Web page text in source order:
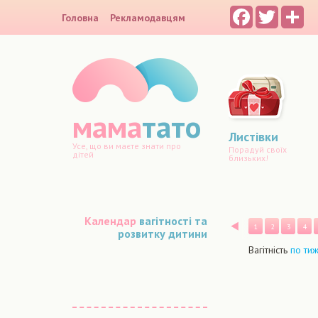
Головна Рекламодавцям FacebookTwitter
маматато
Усе, що ви маєте знати про
дітей
Листівки
Порадуй своїх
близьких!
Календар вагітності та
розвитку дитини
Назад
1 2 3 4
Вагітність по